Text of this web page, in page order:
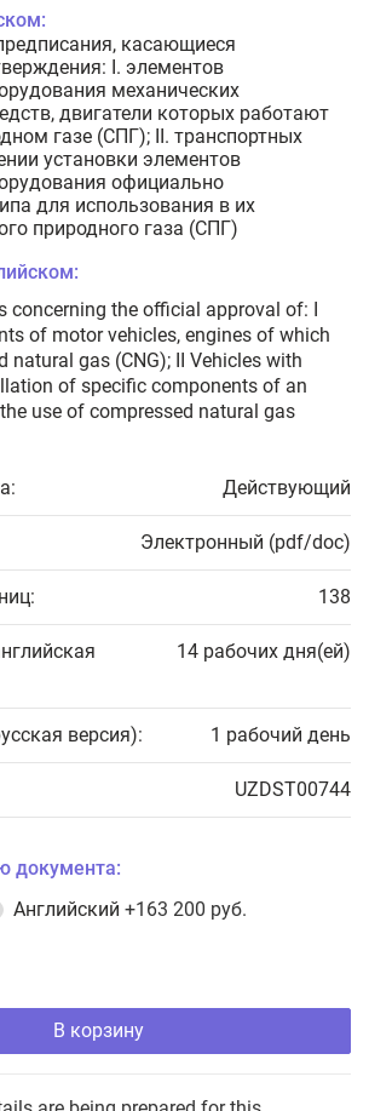
касающиеся
I. элементов
механических
двигатели которых работают
газе (СПГ); II. транспортных
установки элементов
официально
для использования в их
природного газа (СПГ)
concerning the official approval of: I
of motor vehicles, engines of which
natural gas (CNG); II Vehicles with
of specific components of an
use of compressed natural gas
Действующий
Электронный (pdf/doc)
138
14 рабочих дня(ей)
версия): 1 рабочий день
UZDST00744
документа:
Английский +163 200 руб.
В корзину